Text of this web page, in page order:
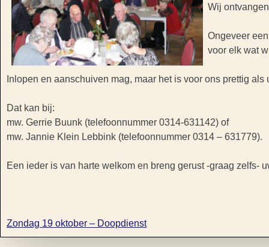
Wij
Ongeveer
voor elk wat
Inlopen en aanschuiven mag, maar het is voor ons prettig als
Dat kan bij:
mw. Gerrie Buunk (telefoonnummer 0314-631142) of
mw. Jannie Klein Lebbink (telefoonnummer 0314 – 631779).
Een ieder is van harte welkom en breng gerust -graag zelfs-
Zondag 19 oktober – Doopdienst